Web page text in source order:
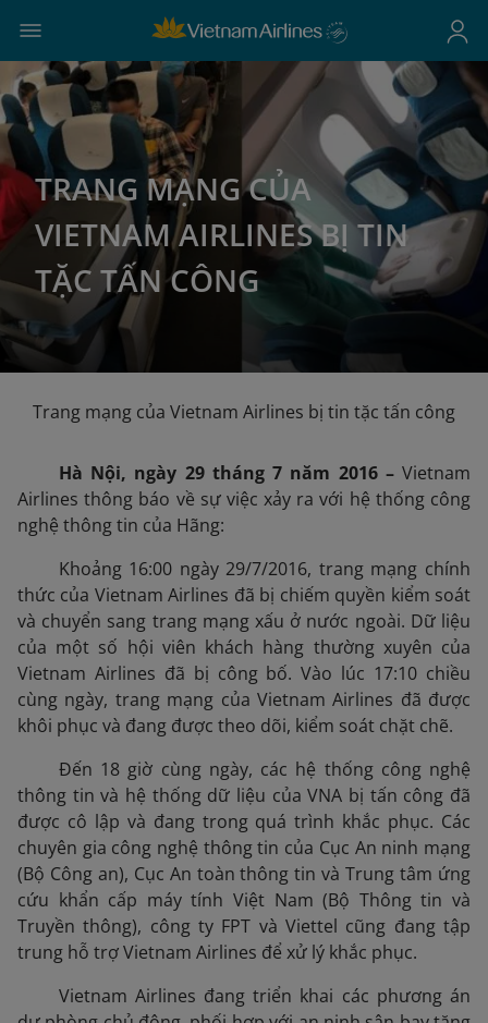
TRANG MẠNG CỦA
VIETNAM AIRLINES BỊ TIN
TẶC TẤN CÔNG
Trang mạng của Vietnam Airlines bị tin tặc tấn công
Hà Nội, ngày 29tháng 7 năm 2016–Vietnam
Airlines thông báo về sự việc xảy ra với hệ thống công
nghệ thông tin của Hãng:
Khoảng 16:00 ngày 29/7/2016, trang mạng chính
thức của Vietnam Airlines đã bị chiếm quyền kiểm soát
và chuyển sang trang mạng xấu ở nước ngoài. Dữ liệu
của một số hội viên khách hàng thường xuyên của
Vietnam Airlines đã bị công bố. Vào lúc 17:10 chiều
cùng ngày, trang mạng của Vietnam Airlines đã được
khôi phục và đang được theo dõi, kiểm soát chặt chẽ.
Đến 18 giờ cùng ngày, các hệ thống công nghệ
thông tin và hệ thống dữ liệu của VNA bị tấn công đã
được cô lập và đang trong quá trình khắc phục. Các
chuyên gia công nghệ thông tin của Cục An ninh mạng
(Bộ Công an), Cục An toàn thông tin và Trung tâm ứng
cứu khẩn cấp máy tính Việt Nam (Bộ Thông tin và
Truyền thông), công ty FPT và Viettel cũng đang tập
trung hỗ trợ Vietnam Airlines để xử lý khắc phục.
Vietnam Airlines đang triển khai các phương án